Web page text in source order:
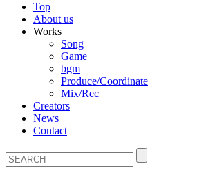
Top
About us
Works
Song
Game
bgm
Produce/Coordinate
Mix/Rec
Creators
News
Contact